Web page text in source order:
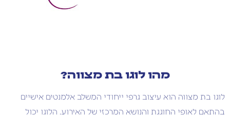
מהו לוגו בת מצווה?
לוגו בת מצווה הוא עיצוב גרפי ייחודי המשלב אלמנטים אישיים
בהתאם לאופי החוגגת והנושא המרכזי של האירוע. הלוגו יכול